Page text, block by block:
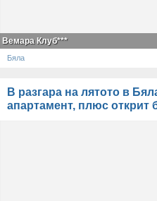
Вемара Клуб***
Бяла
В разгара на лятото в
апартамент, плюс открит